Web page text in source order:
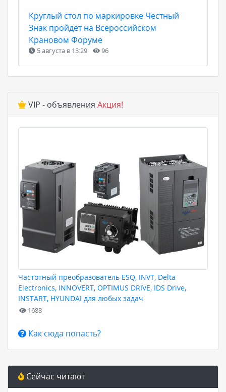
Круглый стол по маркировке Честный
Знак пройдет на Всероссийском
Крановом Форуме
5 августа в 13:29 96
VIP - объявления Акция!
Частотный преобразователь ESQ, INVT, Delta
Electronics, INNOVERT, OPTIMUS DRIVE, IDS Drive,
INSTART, HYUNDAI для любых задач
1688
Как сюда попасть?
Сейчас читают